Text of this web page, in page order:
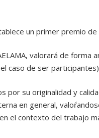
un primer premio
valorará de forma
caso de ser
por su originalidad y
en general,
el contexto del trabajo